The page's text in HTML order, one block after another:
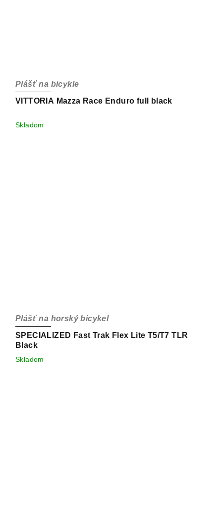
VITTORIA Mazza Race Enduro full black
Plášť na bicykle
Skladom
SPECIALIZED Fast Trak Flex Lite T5/T7 TLR
Black
Plášť na horský bicykel
Skladom